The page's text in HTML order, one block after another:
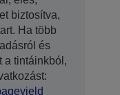
biztosítva,
Ha több
és
a tintáinkból,